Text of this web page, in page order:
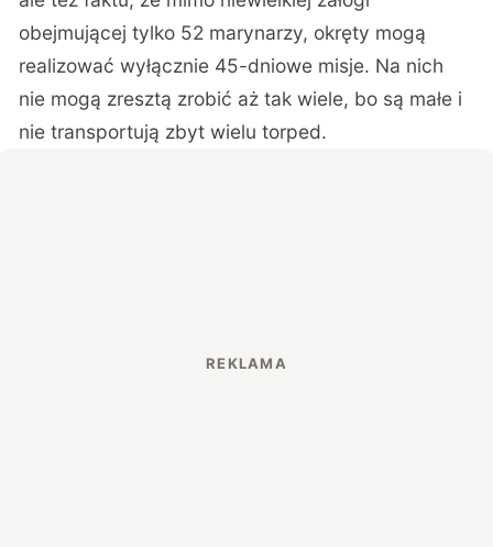
obejmującej tylko 52 marynarzy, okręty mogą
realizować wyłącznie 45-dniowe misje. Na nich
nie mogą zresztą zrobić aż tak wiele, bo są małe i
nie transportują zbyt wielu torped.